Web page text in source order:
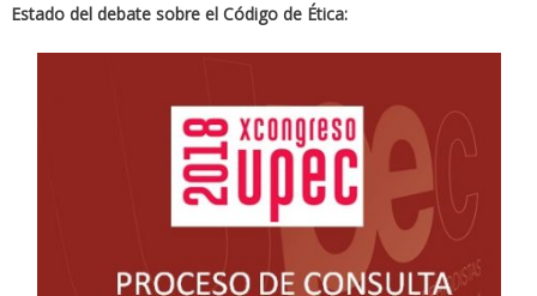
Estado del debate sobre el Código de Ética: